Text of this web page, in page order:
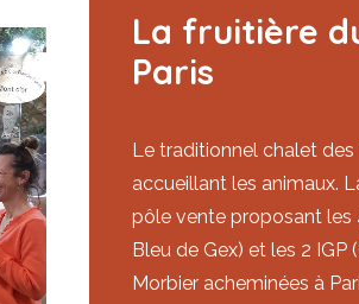
La fruitière
Paris
Le traditionnel chalet des
accueillant les animaux.
pôle vente proposant les
Bleu de Gex) et les 2
Morbier acheminées à